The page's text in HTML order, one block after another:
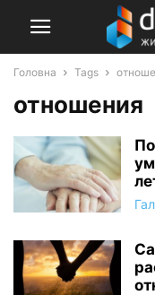
Головна Tags
отношения